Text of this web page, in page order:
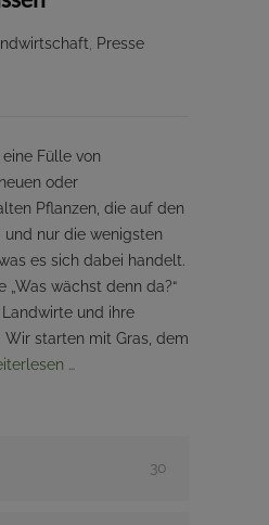
Presse
Fülle von
oder
Pflanzen, die auf den
und nur die wenigsten
es sich dabei handelt.
„Was wächst denn da?“
und ihre
Wir starten mit Gras, dem
…
30